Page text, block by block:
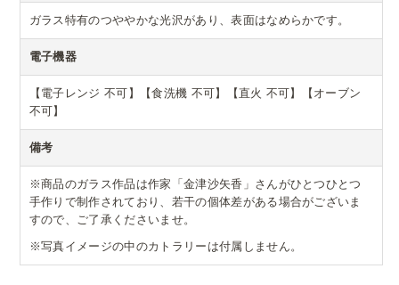
ガラス特有のつややかな光沢があり、表面はなめらかです。
電子機器
【電子レンジ 不可】【食洗機 不可】【直火 不可】【オーブン
不可】
備考
※商品のガラス作品は作家「金津沙矢香」さんがひとつひとつ
手作りで制作されており、若干の個体差がある場合がございま
すので、ご了承くださいませ。
※写真イメージの中のカトラリーは付属しません。